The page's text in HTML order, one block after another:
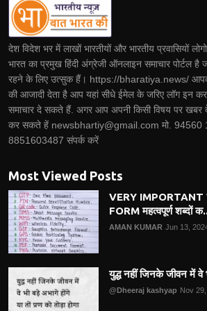
देश विदेश भर में लाखों भारतीयों और भारतीय प्रवासियों
भारत का प्रमुख हिंदी अंग्रेजी ऑनलाइन समाचार पोर्टल
रहने के लिए उत्सुक हैं। https://bharatiya.news/
की आजादी देता है आप यहां सीधे ईमेल के जरिए लॉग इन
समाचार दे सकते हैं. अगर आप अपनी किसी विषय पर खबर
कर सकते हें newsbhartiy@gmail.com मो. 94560
8851603487 संपर्क करें
Most Viewed Posts
VERY IMPORTANT
FORM महत्वपूर्ण शब्दों
AMAN KUMAR Jun 13,
युद्ध नहीं जिनके जीवन में वे
@Dheeraj kashyap Nov